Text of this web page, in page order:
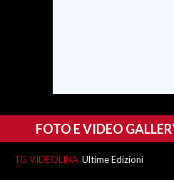
FOTO E VIDEO
TG VIDEOLINA Ultime Edizioni